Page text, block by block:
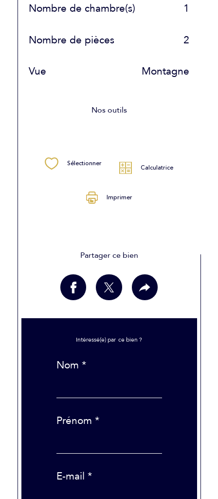
Nombre de chambre(s) 1
Nombre de pièces 2
Vue Montagne
Nos outils
Sélectionner Calculatrice
Imprimer
Partager ce bien
Intéressé(e) par ce bien ?
Nom *
Prénom *
E-mail *